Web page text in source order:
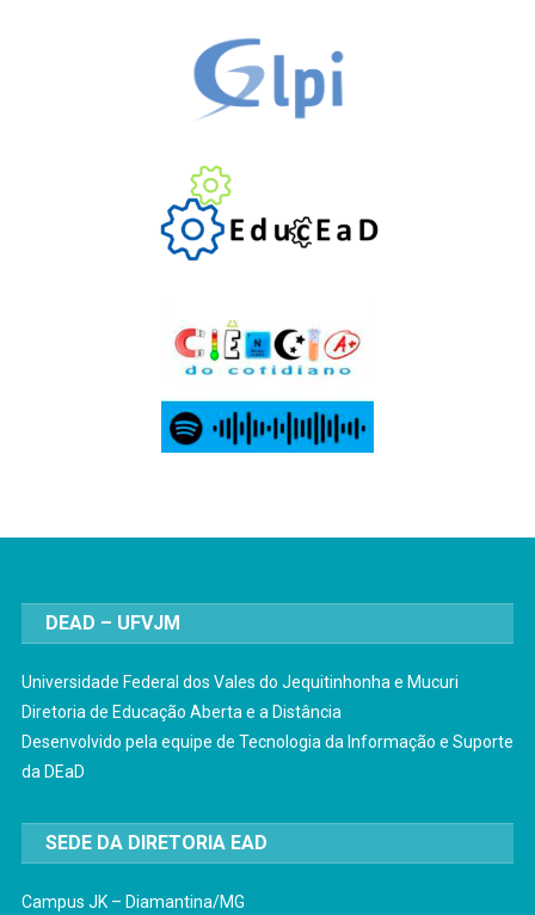
DEAD – UFVJM
Universidade Federal dos Vales do Jequitinhonha e Mucuri
Diretoria de Educação Aberta e a Distância
Desenvolvido pela equipe de Tecnologia da Informação e Suporte
da DEaD
SEDE DA DIRETORIA EAD
Campus JK – Diamantina/MG